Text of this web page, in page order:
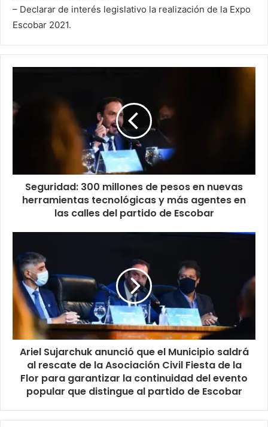
– Declarar de interés legislativo la realización de la Expo
Escobar 2021.
Seguridad: 300 millones de pesos en nuevas
herramientas tecnológicas y más agentes en
las calles del partido de Escobar
Ariel Sujarchuk anunció que el Municipio saldrá
al rescate de la Asociación Civil Fiesta de la
Flor para garantizar la continuidad del evento
popular que distingue al partido de Escobar